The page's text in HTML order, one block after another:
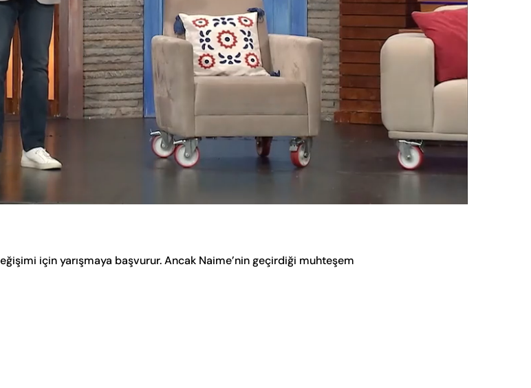
için yarışmaya başvurur. Ancak Naime’nin geçirdiği muhteşem